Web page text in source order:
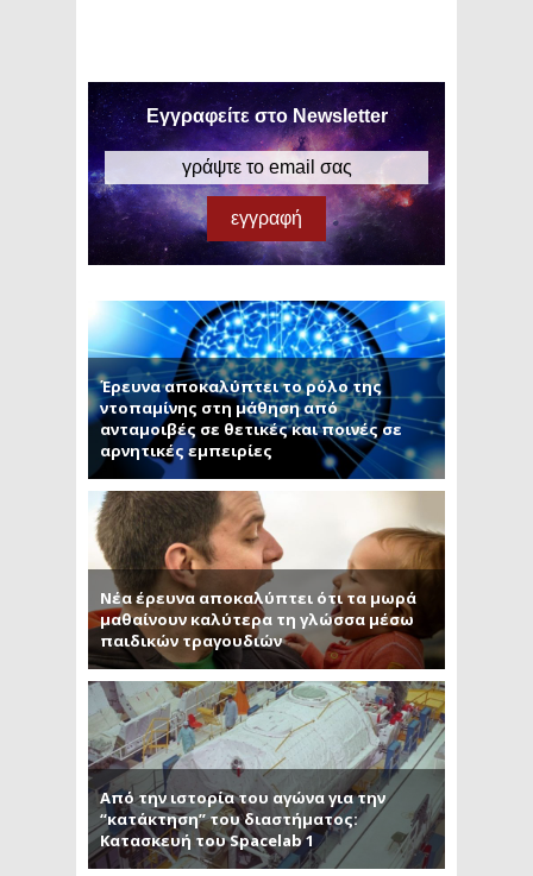
Εγγραφείτε στο Newsletter
Έρευνα αποκαλύπτει το ρόλο της
ντοπαμίνης στη μάθηση από
ανταμοιβές σε θετικές και ποινές σε
αρνητικές εμπειρίες
Νέα έρευνα αποκαλύπτει ότι τα μωρά
μαθαίνουν καλύτερα τη γλώσσα μέσω
παιδικών τραγουδιών
Από την ιστορία του αγώνα για την
“κατάκτηση” του διαστήματος:
Κατασκευή του Spacelab 1